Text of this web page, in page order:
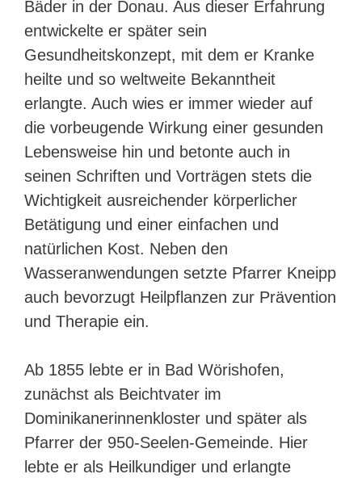
Bäder in der Donau. Aus dieser Erfahrung
entwickelte er später sein
Gesundheitskonzept, mit dem er Kranke
heilte und so weltweite Bekanntheit
erlangte. Auch wies er immer wieder auf
die vorbeugende Wirkung einer gesunden
Lebensweise hin und betonte auch in
seinen Schriften und Vorträgen stets die
Wichtigkeit ausreichender körperlicher
Betätigung und einer einfachen und
natürlichen Kost. Neben den
Wasseranwendungen setzte Pfarrer Kneipp
auch bevorzugt Heilpflanzen zur Prävention
und Therapie ein.
Ab 1855 lebte er in Bad Wörishofen,
zunächst als Beichtvater im
Dominikanerinnenkloster und später als
Pfarrer der 950-Seelen-Gemeinde. Hier
lebte er als Heilkundiger und erlangte